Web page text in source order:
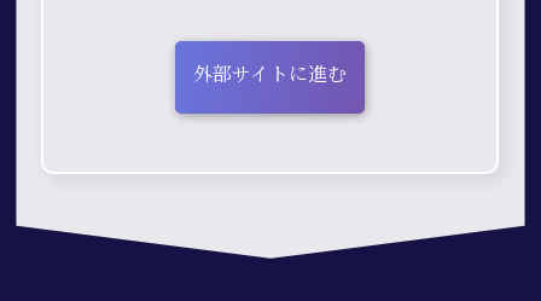
外部サイトに進む